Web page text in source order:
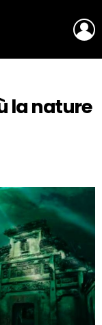
la nature